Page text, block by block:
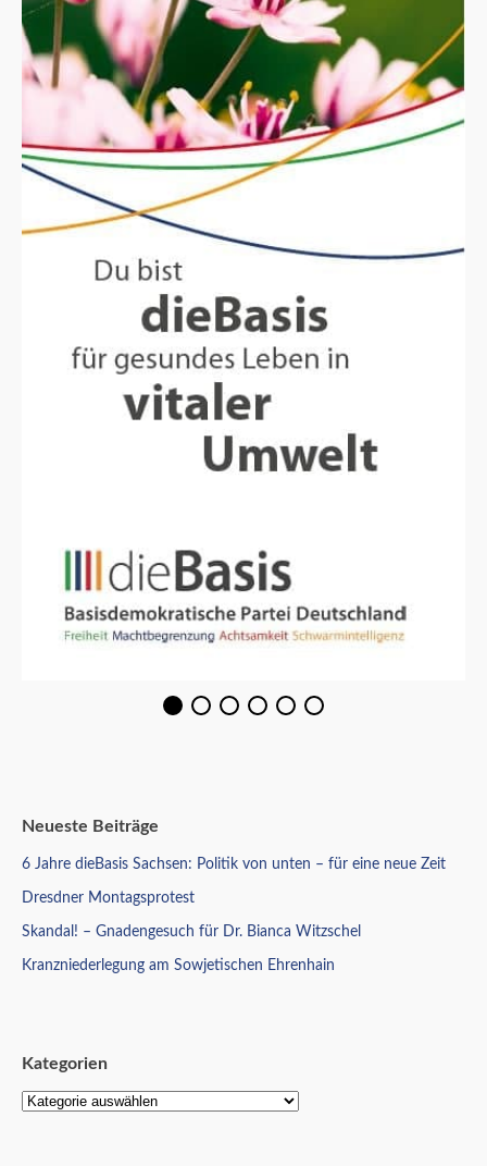
Neueste Beiträge
6 Jahre dieBasis Sachsen: Politik von unten – für eine neue Zeit
Dresdner Montagsprotest
Skandal! – Gnadengesuch für Dr. Bianca Witzschel
Kranzniederlegung am Sowjetischen Ehrenhain
Kategorien